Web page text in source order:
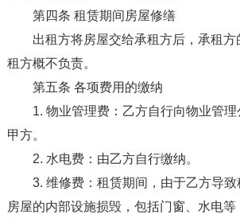
第四条 租赁期间房屋修缮
出租方将房屋交给承租方后，承租方
租方概不负责。
第五条 各项费用的缴纳
1. 物业管理费：乙方自行向物业管
甲方。
2. 水电费：由乙方自行缴纳。
3. 维修费：租赁期间，由于乙方导
房屋的内部设施损毁，包括门窗、水电等